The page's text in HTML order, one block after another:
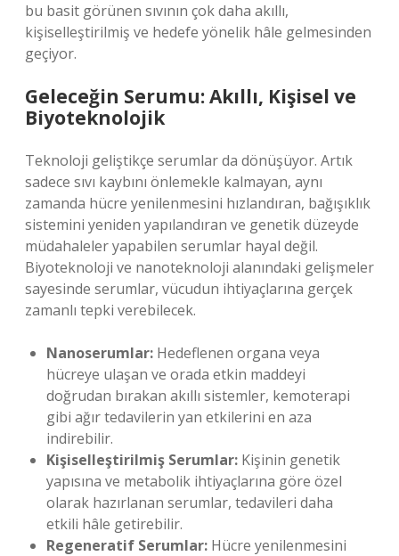
bu basit görünen sıvının çok daha akıllı,
kişiselleştirilmiş ve hedefe yönelik hâle gelmesinden
geçiyor.
Geleceğin Serumu: Akıllı, Kişisel ve
Biyoteknolojik
Teknoloji geliştikçe serumlar da dönüşüyor. Artık
sadece sıvı kaybını önlemekle kalmayan, aynı
zamanda hücre yenilenmesini hızlandıran, bağışıklık
sistemini yeniden yapılandıran ve genetik düzeyde
müdahaleler yapabilen serumlar hayal değil.
Biyoteknoloji ve nanoteknoloji alanındaki gelişmeler
sayesinde serumlar, vücudun ihtiyaçlarına gerçek
zamanlı tepki verebilecek.
Nanoserumlar: Hedeflenen organa veya
hücreye ulaşan ve orada etkin maddeyi
doğrudan bırakan akıllı sistemler, kemoterapi
gibi ağır tedavilerin yan etkilerini en aza
indirebilir.
Kişiselleştirilmiş Serumlar: Kişinin genetik
yapısına ve metabolik ihtiyaçlarına göre özel
olarak hazırlanan serumlar, tedavileri daha
etkili hâle getirebilir.
Regeneratif Serumlar: Hücre yenilenmesini